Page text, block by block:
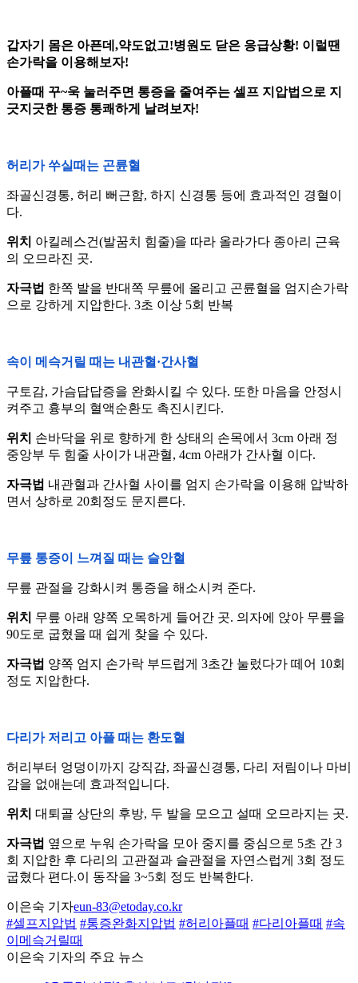
갑자기 몸은 아픈데,약도없고!병원도 닫은 응급상황! 이럴땐
손가락을 이용해보자!
아플때 꾸~욱 눌러주면 통증을 줄여주는 셀프 지압법으로 지
긋지긋한 통증 통쾌하게 날려보자!
허리가 쑤실때는 곤륜혈
좌골신경통, 허리 뻐근함, 하지 신경통 등에 효과적인 경혈이
다.
위치 아킬레스건(발꿈치 힘줄)을 따라 올라가다 종아리 근육
의 오므라진 곳.
자극법 한쪽 발을 반대쪽 무릎에 올리고 곤륜혈을 엄지손가락
으로 강하게 지압한다. 3초 이상 5회 반복
속이 메슥거릴 때는 내관혈·간사혈
구토감, 가슴답답증을 완화시킬 수 있다. 또한 마음을 안정시
켜주고 흉부의 혈액순환도 촉진시킨다.
위치 손바닥을 위로 향하게 한 상태의 손목에서 3cm 아래 정
중앙부 두 힘줄 사이가 내관혈, 4cm 아래가 간사혈 이다.
자극법 내관혈과 간사혈 사이를 엄지 손가락을 이용해 압박하
면서 상하로 20회정도 문지른다.
무릎 통증이 느껴질 때는 슬안혈
무릎 관절을 강화시켜 통증을 해소시켜 준다.
위치 무릎 아래 양쪽 오목하게 들어간 곳. 의자에 앉아 무릎을
90도로 굽혔을 때 쉽게 찾을 수 있다.
자극법 양쪽 엄지 손가락 부드럽게 3초간 눌렀다가 떼어 10회
정도 지압한다.
다리가 저리고 아플 때는 환도혈
허리부터 엉덩이까지 강직감, 좌골신경통, 다리 저림이나 마비
감을 없애는데 효과적입니다.
위치 대퇴골 상단의 후방, 두 발을 모으고 설때 오므라지는 곳.
자극법 옆으로 누워 손가락을 모아 중지를 중심으로 5초 간 3
회 지압한 후 다리의 고관절과 슬관절을 자연스럽게 3회 정도
굽혔다 편다.이 동작을 3~5회 정도 반복한다.
이은숙 기자eun-83@etoday.co.kr
#셀프지압법 #통증완화지압법 #허리아플때 #다리아플때 #속
이메슥거릴때
이은숙 기자의 주요 뉴스